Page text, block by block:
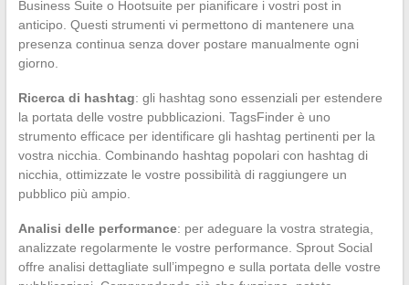
Business Suite o Hootsuite per pianificare i vostri post in
anticipo. Questi strumenti vi permettono di mantenere una
presenza continua senza dover postare manualmente ogni
giorno.
Ricerca di hashtag: gli hashtag sono essenziali per estendere
la portata delle vostre pubblicazioni. TagsFinder è uno
strumento efficace per identificare gli hashtag pertinenti per la
vostra nicchia. Combinando hashtag popolari con hashtag di
nicchia, ottimizzate le vostre possibilità di raggiungere un
pubblico più ampio.
Analisi delle performance: per adeguare la vostra strategia,
analizzate regolarmente le vostre performance. Sprout Social
offre analisi dettagliate sull’impegno e sulla portata delle vostre